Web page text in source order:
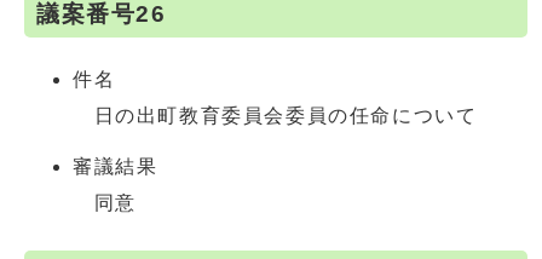
議案番号26
件名
日の出町教育委員会委員の任命について
審議結果
同意